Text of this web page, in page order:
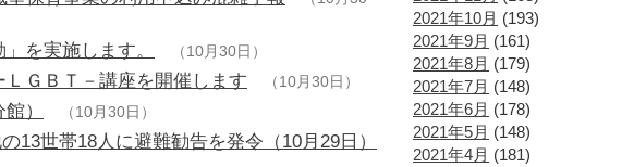
を実施します。 （10月30日）
ＧＢＴ－講座を開催します （10月30日）
） （10月30日）
13世帯18人に避難勧告を発令（10月29日）
2021年10月 (193)
2021年9月 (161)
2021年8月 (179)
2021年7月 (148)
2021年6月 (178)
2021年5月 (148)
2021年4月 (181)